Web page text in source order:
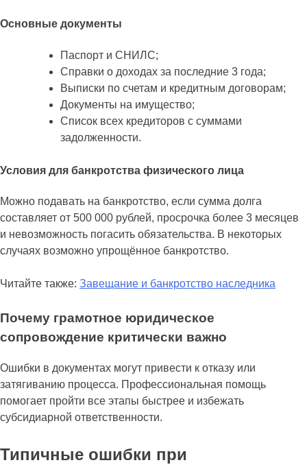
Основные документы
Паспорт и СНИЛС;
Справки о доходах за последние 3 года;
Выписки по счетам и кредитным договорам;
Документы на имущество;
Список всех кредиторов с суммами
задолженности.
Условия для банкротства физического лица
Можно подавать на банкротство, если сумма долга
составляет от 500 000 рублей, просрочка более 3 месяцев
и невозможность погасить обязательства. В некоторых
случаях возможно упрощённое банкротство.
Читайте также: Завещание и банкротство наследника
Почему грамотное юридическое
сопровождение критически важно
Ошибки в документах могут привести к отказу или
затягиванию процесса. Профессиональная помощь
помогает пройти все этапы быстрее и избежать
субсидиарной ответственности.
Типичные ошибки при